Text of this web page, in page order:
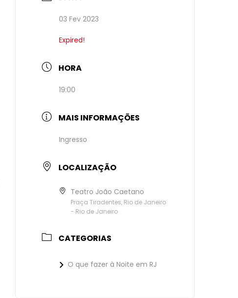
03 Fev 2023
Expired!
HORA
19:00
MAIS INFORMAÇÕES
Ingresso
LOCALIZAÇÃO
Teatro João Caetano
Praça Tiradentes, Rio de Janeiro
- Rio de Janeiro
CATEGORIAS
O que fazer à Noite em RJ